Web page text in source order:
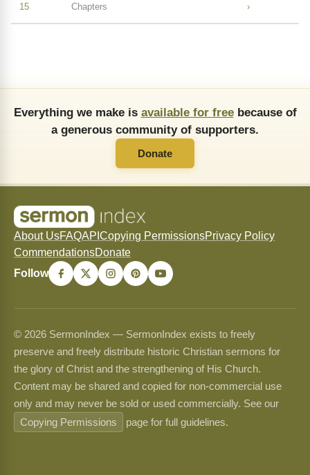
15
Chapters
›
Everything we make is available for freebecause of
a generous community of supporters.
Donate
About UsFAQAPI Copying PermissionsPrivacy Policy
CommendationsDonate
Follow
© 2026 SermonIndex — SermonIndex exists to freely
preserve and freely distribute historic Christian sermons for
the glory of Christ and the strengthening of His Church.
Content may be shared and copied for non-commercial use
only and may never be sold or used commercially. See our
Copying Permissions
page for full guidelines.